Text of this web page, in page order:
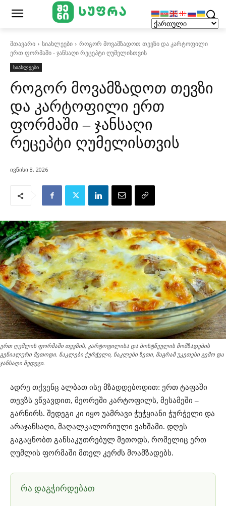
მთავარი სიახლეები
როგორ მოვამზადოთ თევზი და კარტოფილი
ერთ ფორმაში - ჯანსაღი რეცეპტი ღუმელისთვის
სიახლეები
როგორ მოვამზადოთ თევზი
და კარტოფილი ერთ
ფორმაში – ჯანსაღი
რეცეპტი ღუმელისთვის
ივნისი 8, 2026
ერთ ღუმლის ფორმაში თევზის, კარტოფილისა და ბოსტნეულის მომზადების
გენიალური მეთოდი. ნაკლები ჭურჭელი, ნაკლები ზეთი, მაგრამ უკეთესი გემო და
ჯანსაღი შედეგი.
ადრე თქვენც ალბათ ისე მზადდებოდით: ერთ ტაფაში
თევზს ვწვავდით, მეორეში კარტოფილს, მესამეში –
გარნირს. შედეგი კი იყო უამრავი ჭუჭყიანი ჭურჭელი და
არაჯანსაღი, მაღალკალორიული ვახშამი. დღეს
გაგაცნობთ განსაკუთრებულ მეთოდს, რომელიც ერთ
ღუმლის ფორმაში მთელ კერძს მოამზადებს.
რა დაგჭირდებათ